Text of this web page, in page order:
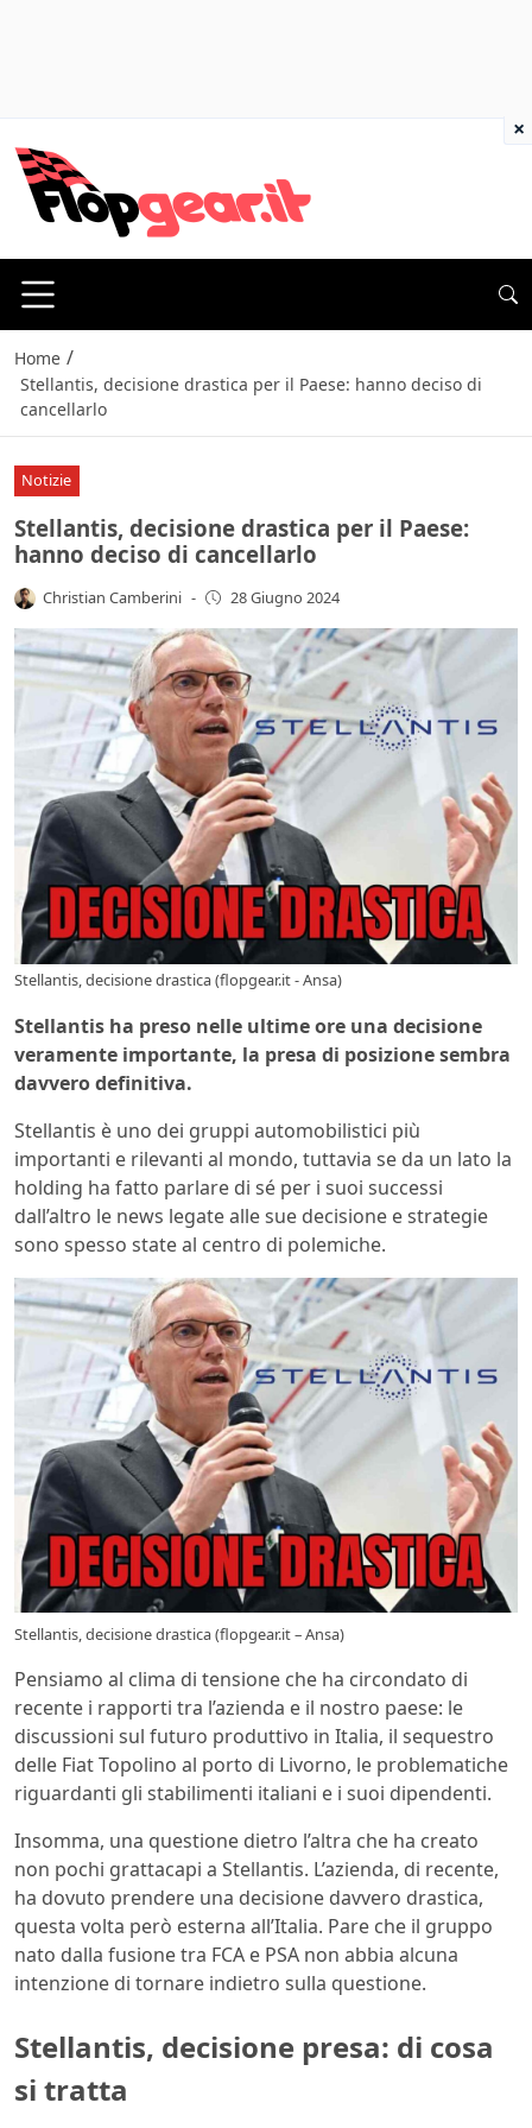
Home /
Stellantis, decisione drastica per il Paese: hanno deciso di
cancellarlo
Notizie
Stellantis, decisione drastica per il Paese:
hanno deciso di cancellarlo
Christian Camberini - 28 Giugno 2024
Stellantis, decisione drastica (flopgear.it - Ansa)
Stellantis ha preso nelle ultime ore una decisione
veramente importante, la presa di posizione sembra
davvero definitiva.
Stellantis è uno dei gruppi automobilistici più
importanti e rilevanti al mondo, tuttavia se da un lato la
holding ha fatto parlare di sé per i suoi successi
dall’altro le news legate alle sue decisione e strategie
sono spesso state al centro di polemiche.
Stellantis, decisione drastica (flopgear.it – Ansa)
Pensiamo al clima di tensione che ha circondato di
recente i rapporti tra l’azienda e il nostro paese: le
discussioni sul futuro produttivo in Italia, il sequestro
delle Fiat Topolino al porto di Livorno, le problematiche
riguardanti gli stabilimenti italiani e i suoi dipendenti.
Insomma, una questione dietro l’altra che ha creato
non pochi grattacapi a Stellantis. L’azienda, di recente,
ha dovuto prendere una decisione davvero drastica,
questa volta però esterna all’Italia. Pare che il gruppo
nato dalla fusione tra FCA e PSA non abbia alcuna
intenzione di tornare indietro sulla questione.
Stellantis, decisione presa: di cosa
si tratta
×